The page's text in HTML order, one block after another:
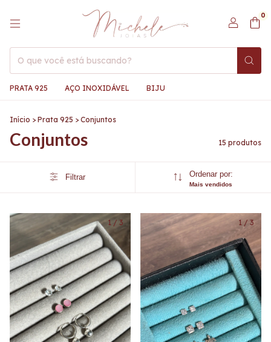
0
PRATA 925 AÇO INOXIDÁVEL BIJU
Início > Prata 925 > Conjuntos
Conjuntos 15 produtos
Filtrar Ordenar por:
Mais vendidos
1 / 3 1 / 3